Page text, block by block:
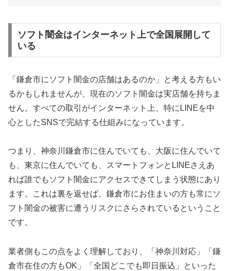
ソフト闇金はインターネット上で全国展開して
いる
「鎌倉市にソフト闇金の店舗はあるのか」と考える方もい
るかもしれませんが、現在のソフト闇金は実店舗を持ちま
せん。すべての取引がインターネット上、特にLINEを中
心としたSNSで完結する仕組みになっています。
つまり、神奈川鎌倉市に住んでいても、大阪に住んでいて
も、東京に住んでいても、スマートフォンとLINEさえあ
れば誰でもソフト闇金にアクセスできてしまう状態にあり
ます。これは裏を返せば、鎌倉市にお住まいの方も常にソ
フト闇金の被害に遭うリスクにさらされているということ
です。
業者側もこの点をよく理解しており、「神奈川対応」「鎌
倉市在住の方もOK」「全国どこでも即日振込」といった